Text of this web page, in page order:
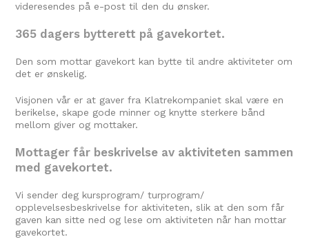
videresendes på e-post til den du ønsker.
365 dagers bytterett på gavekortet.
Den som mottar gavekort kan bytte til andre aktiviteter om
det er ønskelig.
Visjonen vår er at gaver fra Klatrekompaniet skal være en
berikelse, skape gode minner og knytte sterkere bånd
mellom giver og mottaker.
Mottager får beskrivelse av aktiviteten sammen
med gavekortet.
Vi sender deg kursprogram/ turprogram/
opplevelsesbeskrivelse for aktiviteten, slik at den som får
gaven kan sitte ned og lese om aktiviteten når han mottar
gavekortet.